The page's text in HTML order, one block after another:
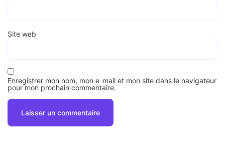
Site web
Enregistrer mon nom, mon e-mail et mon site dans le navigateur
pour mon prochain commentaire.